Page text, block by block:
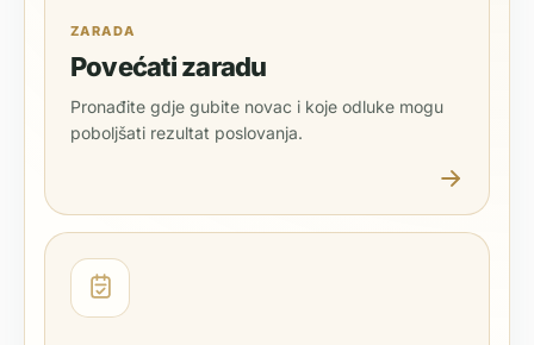
ZARADA
Povećati zaradu
Pronađite gdje gubite novac i koje odluke mogu
poboljšati rezultat poslovanja.